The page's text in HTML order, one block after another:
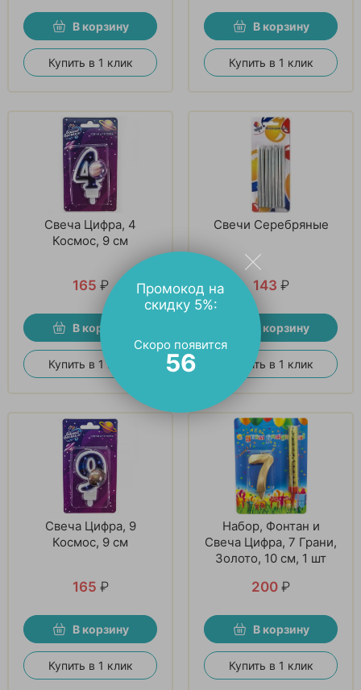
В корзину
Купить в 1 клик
В корзину
Купить в 1 клик
Свеча Цифра, 4
Космос, 9 см
165 ₽
В корзину
Купить в 1 клик
Свечи Серебряные
143 ₽
В корзину
Купить в 1 клик
Свеча Цифра, 9
Космос, 9 см
165 ₽
В корзину
Купить в 1 клик
Набор, Фонтан и
Свеча Цифра, 7 Грани,
Золото, 10 см, 1 шт
200 ₽
В корзину
Купить в 1 клик
Промокод на
скидку 5%:
Скоро появится
55